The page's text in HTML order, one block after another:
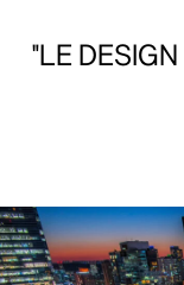
"LE DESIGN